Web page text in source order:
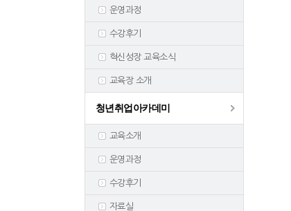
운영과정
수강후기
혁신성장 교육소식
교육장 소개
청년취업아카데미
교육소개
운영과정
수강후기
자료실